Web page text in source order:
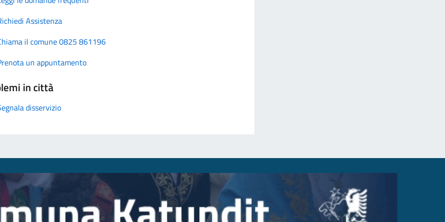
Assistenza
il comune 0825 861196
un appuntamento
in città
disservizio